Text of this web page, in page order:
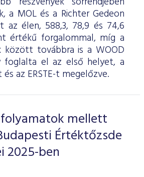
a MOL és a Richter Gedeon
az élen, 588,3, 78,9 és 74,6
értékű forgalommal, míg a
között továbbra is a WOOD
foglalta el az első helyet, a
az ERSTE-t megelőzve.
mellett
Értéktőzsde
2025-ben